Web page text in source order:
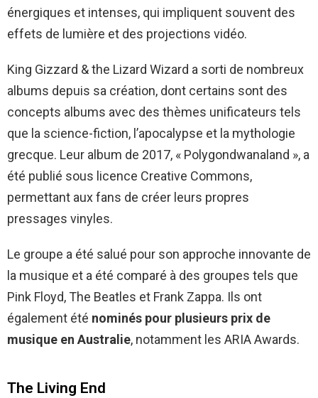
énergiques et intenses, qui impliquent souvent des
effets de lumière et des projections vidéo.
King Gizzard & the Lizard Wizard a sorti de nombreux
albums depuis sa création, dont certains sont des
concepts albums avec des thèmes unificateurs tels
que la science-fiction, l’apocalypse et la mythologie
grecque. Leur album de 2017, « Polygondwanaland », a
été publié sous licence Creative Commons,
permettant aux fans de créer leurs propres
pressages vinyles.
Le groupe a été salué pour son approche innovante de
la musique et a été comparé à des groupes tels que
Pink Floyd, The Beatles et Frank Zappa. Ils ont
également été nominés pour plusieurs prix de
musique en Australie, notamment les ARIA Awards.
The Living End